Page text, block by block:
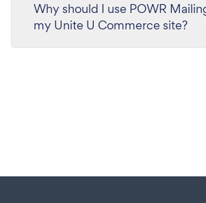
Why should I use POWR
my Unite U Commerce site?